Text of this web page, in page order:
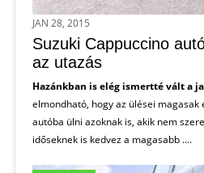
JAN 28, 2015
Suzuki Cappuccino
az utazás
Hazánkban is elég ismertté vált a
elmondható, hogy az ülései magasak
autóba ülni azoknak is, akik nem
időseknek is kedvez a magasabb ....